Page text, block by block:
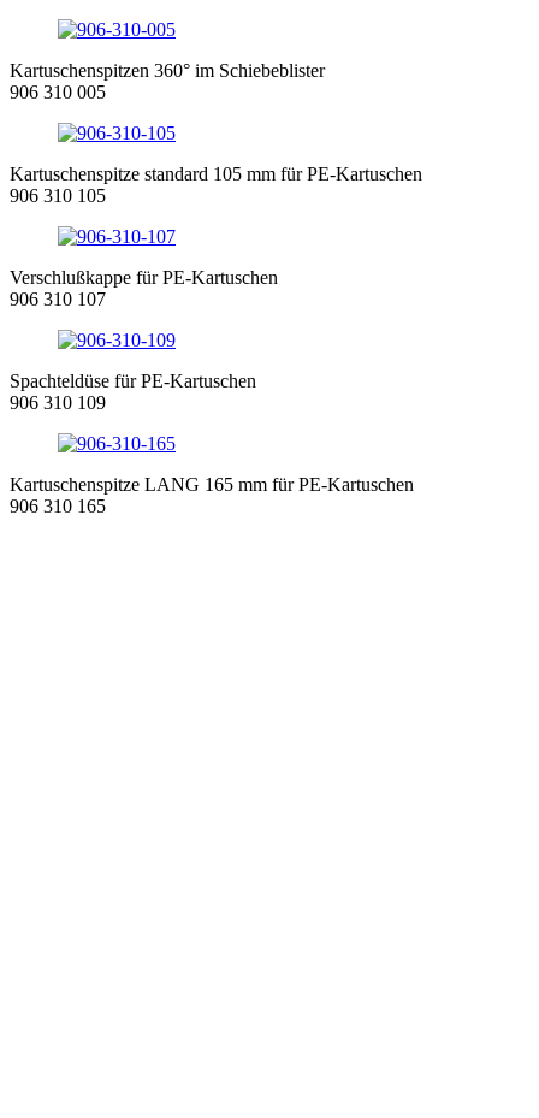
Kartuschenspitzen 360° im Schiebeblister
906 310 005
Kartuschenspitze standard 105 mm für PE-Kartuschen
906 310 105
Verschlußkappe für PE-Kartuschen
906 310 107
Spachteldüse für PE-Kartuschen
906 310 109
Kartuschenspitze LANG 165 mm für PE-Kartuschen
906 310 165